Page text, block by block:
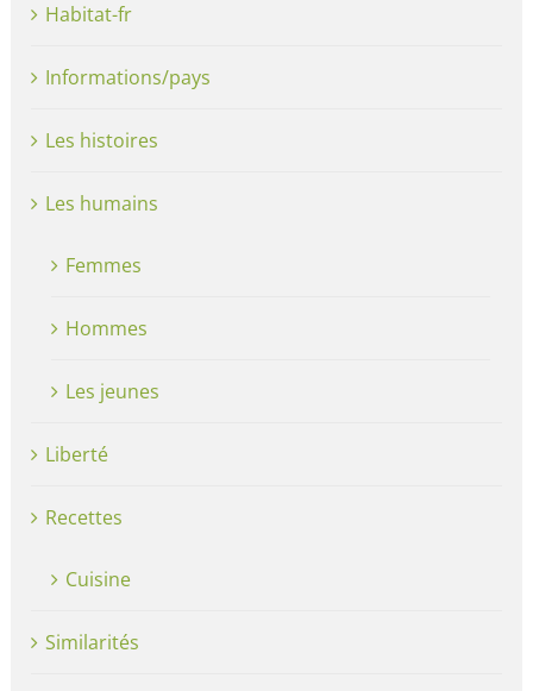
Habitat-fr
Informations/pays
Les histoires
Les humains
Femmes
Hommes
Les jeunes
Liberté
Recettes
Cuisine
Similarités